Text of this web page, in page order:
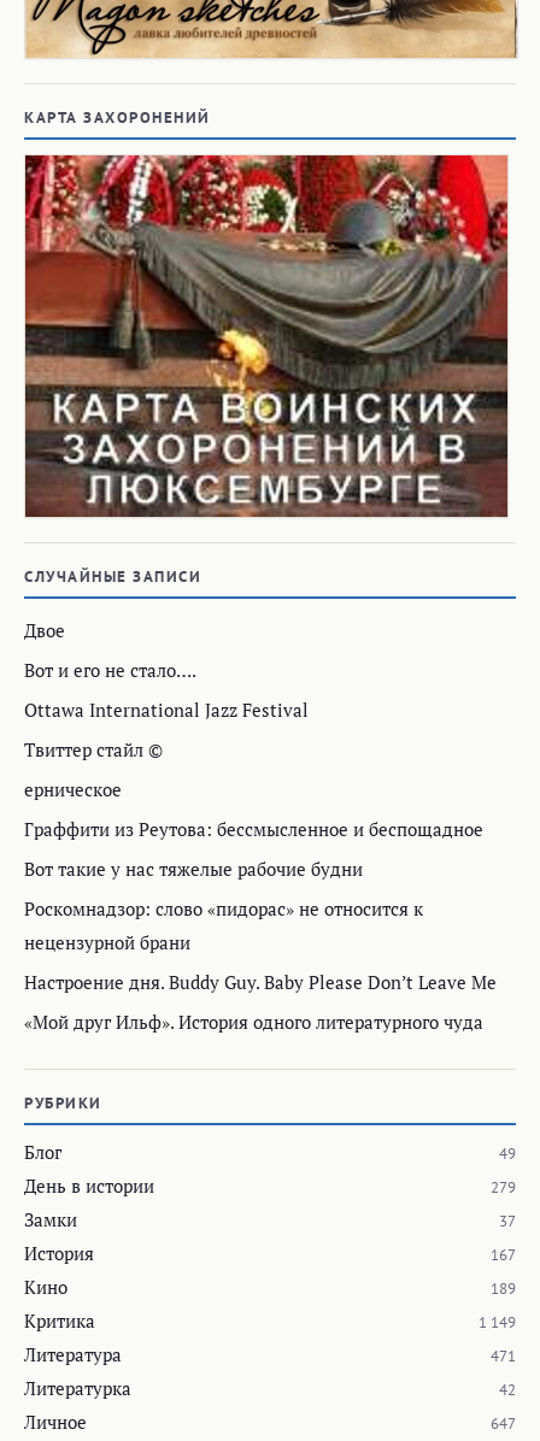
КАРТА ЗАХОРОНЕНИЙ
СЛУЧАЙНЫЕ ЗАПИСИ
Двое
Вот и его не стало….
Ottawa International Jazz Festival
Твиттер стайл ©
ерническое
Граффити из Реутова: бессмысленное и беспощадное
Вот такие у нас тяжелые рабочие будни
Роскомнадзор: cлово «пидорас» не относится к
нецензурной брани
Настроение дня. Buddy Guy. Baby Please Don’t Leave Me
«Мой друг Ильф». История одного литературного чуда
РУБРИКИ
Блог 49
День в истории 279
Замки 37
История 167
Кино 189
Критика 1 149
Литература 471
Литературка 42
Личное 647